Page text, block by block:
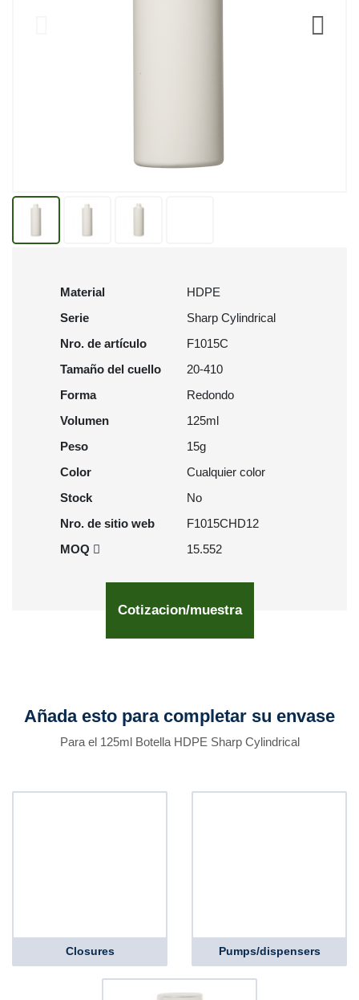
Material
HDPE
Serie
Sharp Cylindrical
Nro. de artículo
F1015C
Tamaño del cuello
20-410
Forma
Redondo
Volumen
125ml
Peso
15g
Color
Cualquier color
Stock
No
Nro. de sitio web
F1015CHD12
MOQ
15.552
Cotizacion/muestra
Añada esto para completar su envase
Para el 125ml Botella HDPE Sharp Cylindrical
Closures Pumps/dispensers